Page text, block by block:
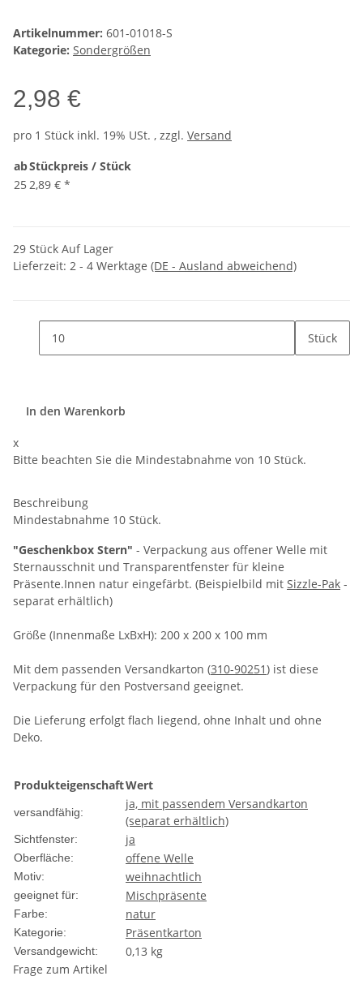
Artikelnummer: 601-01018-S
Kategorie: Sondergrößen
2,98 €
pro 1 Stück inkl. 19% USt. , zzgl. Versand
abStückpreis / Stück
25 2,89 € *
29 Stück Auf Lager
Lieferzeit: 2 - 4 Werktage (DE - Ausland abweichend)
Stück
In den Warenkorb
x
Bitte beachten Sie die Mindestabnahme von 10 Stück.
Beschreibung
Mindestabnahme 10 Stück.
"Geschenkbox Stern" - Verpackung aus offener Welle mit
Sternausschnit und Transparentfenster für kleine
Präsente.Innen natur eingefärbt. (Beispielbild mit Sizzle-Pak -
separat erhältlich)
Größe (Innenmaße LxBxH): 200 x 200 x 100 mm
Mit dem passenden Versandkarton (310-90251) ist diese
Verpackung für den Postversand geeignet.
Die Lieferung erfolgt flach liegend, ohne Inhalt und ohne
Deko.
ProdukteigenschaftWert
versandfähig:
ja, mit passendem Versandkarton
(separat erhältlich)
Sichtfenster: ja
Oberfläche: offene Welle
Motiv: weihnachtlich
geeignet für: Mischpräsente
Farbe: natur
Kategorie: Präsentkarton
Versandgewicht:
0,13 kg
Frage zum Artikel